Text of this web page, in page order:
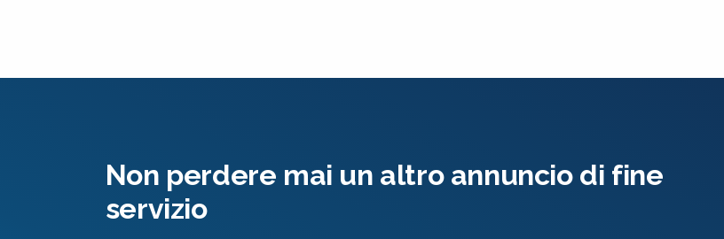
Non perdere mai un altro annuncio di fine
servizio